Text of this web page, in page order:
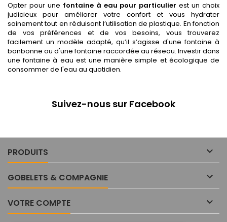
Opter pour une fontaine à eau pour particulier est un choix
judicieux pour améliorer votre confort et vous hydrater
sainement tout en réduisant l’utilisation de plastique. En fonction
de vos préférences et de vos besoins, vous trouverez
facilement un modèle adapté, qu’il s’agisse d'une fontaine à
bonbonne ou d'une fontaine raccordée au réseau. Investir dans
une fontaine à eau est une manière simple et écologique de
consommer de l'eau au quotidien.
Suivez-nous sur Facebook
PRODUITS 
GOBELETS & COMPAGNIE 
VOTRE COMPTE 